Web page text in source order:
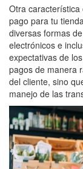
Otra
pago para tu
diversas formas
electrónicos e
expectativas de
pagos de manera
del cliente, sino
manejo de las